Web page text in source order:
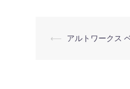
⟵ アルトワークス